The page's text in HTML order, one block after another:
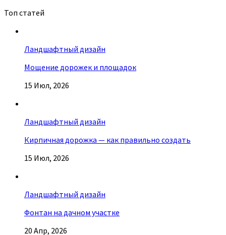
Топ статей
Ландшафтный дизайн
Мощение дорожек и площадок
15 Июл, 2026
Ландшафтный дизайн
Кирпичная дорожка — как правильно создать
15 Июл, 2026
Ландшафтный дизайн
Фонтан на дачном участке
20 Апр, 2026